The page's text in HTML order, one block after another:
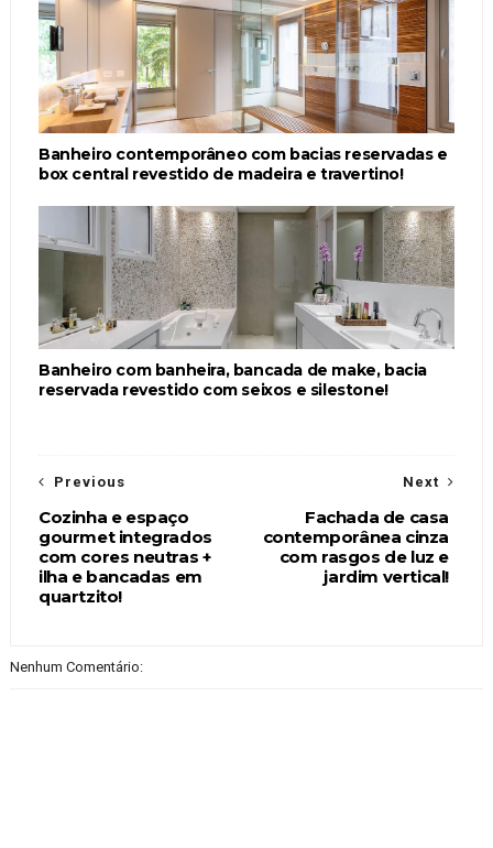
Banheiro contemporâneo com bacias reservadas e
box central revestido de madeira e travertino!
Banheiro com banheira, bancada de make, bacia
reservada revestido com seixos e silestone!
Next
Fachada de casa
contemporânea cinza
com rasgos de luz e
jardim vertical!
Previous
Cozinha e espaço
gourmet integrados
com cores neutras +
ilha e bancadas em
quartzito!
Nenhum Comentário: